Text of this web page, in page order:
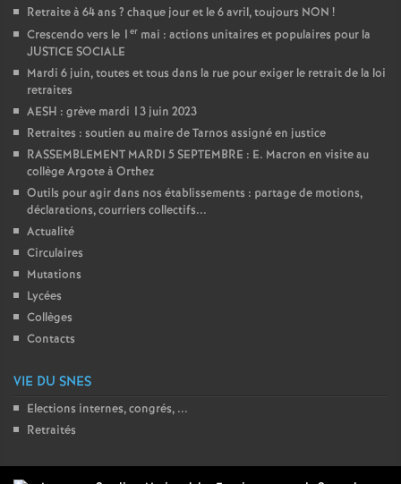
Retraite à 64 ans ? chaque jour et le 6 avril, toujours NON !
Crescendo vers le 1 er mai : actions unitaires et populaires pour la
JUSTICE SOCIALE
Mardi 6 juin, toutes et tous dans la rue pour exiger le retrait de la loi
retraites
AESH : grève mardi 13 juin 2023
Retraites : soutien au maire de Tarnos assigné en justice
RASSEMBLEMENT MARDI 5 SEPTEMBRE : E. Macron en visite au
collège Argote à Orthez
Outils pour agir dans nos établissements : partage de motions,
déclarations, courriers collectifs...
Actualité
Circulaires
Mutations
Lycées
Collèges
Contacts
VIE DU SNES
Elections internes, congrés, ...
Retraités